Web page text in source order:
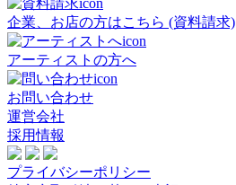
企業、お店の方はこちら (資料請求)
アーティストの方へ
お問い合わせ
運営会社
採用情報
プライバシーポリシー